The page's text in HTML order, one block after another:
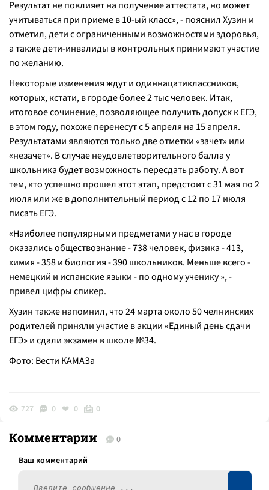
Результат не повлияет на получение аттестата, но может
учитываться при приеме в 10-ый класс», - пояснил Хузин и
отметил, дети с ограниченными возможностями здоровья,
а также дети-инвалиды в контрольных принимают участие
по желанию.
Некоторые изменения ждут и одиннацатиклассников,
которых, кстати, в городе более 2 тыс человек. Итак,
итоговое сочинение, позволяющее получить допуск к ЕГЭ,
в этом году, похоже перенесут с 5 апреля на 15 апреля.
Результатами являются только две отметки «зачет» или
«незачет». В случае неудовлетворительного балла у
школьника будет возможность пересдать работу. А вот
тем, кто успешно прошел этот этап, предстоит с 31 мая по 2
июля или же в дополнительный период с 12 по 17 июля
писать ЕГЭ.
«Наиболее популярными предметами у нас в городе
оказались обществознание - 738 человек, физика - 413,
химия - 358 и биология - 390 школьников. Меньше всего -
немецкий и испанские языки - по одному ученику», -
привел цифры спикер.
Хузин также напомнил, что 24 марта около 50 челнинских
родителей приняли участие в акции «Единый день сдачи
ЕГЭ» и сдали экзамен в школе №34.
Фото: Вести КАМАЗа
727 0 0 0
Комментарии 0